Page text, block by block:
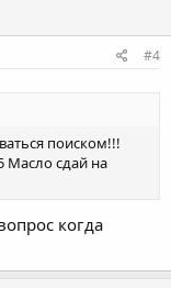
#4
поиском!!!
Масло сдай на
когда